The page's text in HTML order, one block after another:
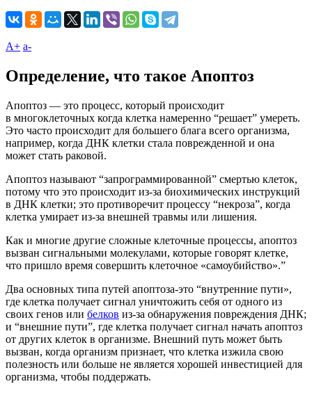
A+ а-
Определение, что такое Апоптоз
Апоптоз — это процесс, который происходит
в многоклеточных когда клетка намеренно “решает” умереть.
Это часто происходит для большего блага всего организма,
например, когда ДНК клетки стала поврежденной и она
может стать раковой.
Апоптоз называют “запрограммированной” смертью клеток,
потому что это происходит из-за биохимических инструкций
в ДНК клетки; это противоречит процессу “некроза”, когда
клетка умирает из-за внешней травмы или лишения.
Как и многие другие сложные клеточные процессы, апоптоз
вызван сигнальными молекулами, которые говорят клетке,
что пришло время совершить клеточное «самоубийство».”
Два основных типа путей апоптоза-это “внутренние пути»,
где клетка получает сигнал уничтожить себя от одного из
своих генов или белков из-за обнаружения повреждения ДНК;
и “внешние пути”, где клетка получает сигнал начать апоптоз
от других клеток в организме. Внешний путь может быть
вызван, когда организм признает, что клетка изжила свою
полезность или больше не является хорошей инвестицией для
организма, чтобы поддержать.